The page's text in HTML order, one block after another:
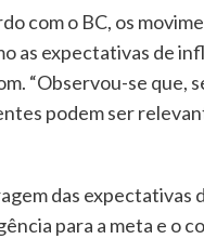
com o BC, os
as expectativas de
“Observou-se que,
podem ser
das expectativas
para a meta e o